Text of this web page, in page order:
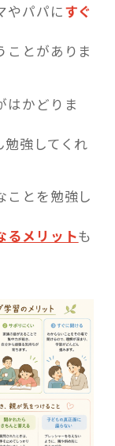
やパパにすぐ
ことがありま
はかどりま
強してくれ
ことを勉強し
るメリットも